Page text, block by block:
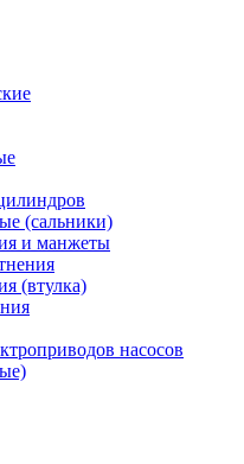
(сальники)
и манжеты
(втулка)
насосов